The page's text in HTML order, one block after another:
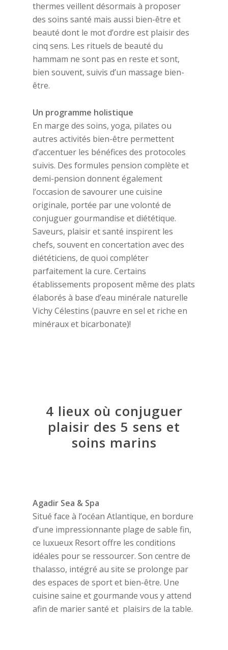
thermes veillent désormais à proposer
des soins santé mais aussi bien-être et
beauté dont le mot d’ordre est plaisir des
cinq sens. Les rituels de beauté du
hammam ne sont pas en reste et sont,
bien souvent, suivis d’un massage bien-
être.
Un programme holistique
En marge des soins, yoga, pilates ou
autres activités bien-être permettent
d’accentuer les bénéfices des protocoles
suivis. Des formules pension complète et
demi-pension donnent également
l’occasion de savourer une cuisine
originale, portée par une volonté de
conjuguer gourmandise et diététique.
Saveurs, plaisir et santé inspirent les
chefs, souvent en concertation avec des
diététiciens, de quoi compléter
parfaitement la cure. Certains
établissements proposent même des plats
élaborés à base d’eau minérale naturelle
Vichy Célestins (pauvre en sel et riche en
minéraux et bicarbonate)!
4 lieux où conjuguer
plaisir des 5 sens et
soins marins
Agadir Sea & Spa
Situé face à l’océan Atlantique, en bordure
d’une impressionnante plage de sable fin,
ce luxueux Resort offre les conditions
idéales pour se ressourcer. Son centre de
thalasso, intégré au site se prolonge par
des espaces de sport et bien-être. Une
cuisine saine et gourmande vous y attend
afin de marier santé et plaisirs de la table.